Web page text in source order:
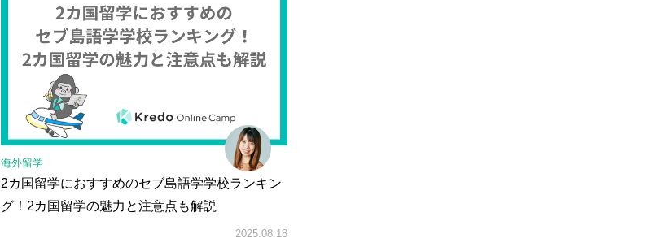
海外留学
2カ国留学におすすめのセブ島語学学校ランキン
グ！2カ国留学の魅力と注意点も解説
2025.08.18